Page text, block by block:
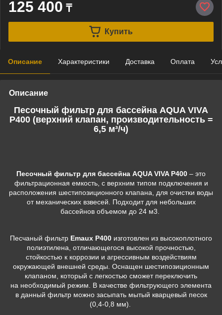
125 400 ₸
Купить
Описание Характеристики Доставка Оплата
Описание
Песочный фильтр для бассейна AQUA VIVA
P400 (верхний клапан, производительность =
6,5 м³/ч)
Песочный фильтр для бассейна AQUA VIVA P400 – это
фильтрационная емкость, с верхним типом подключения и
расположения шестипозиционного клапана, для очистки воды
от механических взвесей. Подходит для небольших
бассейнов объемом до 24 м3.
Песчаный фильтр Emaux P400 изготовлен из высокоплотного
полиэтилена, отличающегося высокой прочностью,
стойкостью к коррозии и агрессивным воздействиям
окружающей внешней среды. Оснащен шестипозиционным
клапаном, который с легкостью сможет переключить
на необходимый режим. В качестве фильтрующего элемента
в данный фильтр можно засыпать мытый кварцевый песок
(0,4-0,8 мм).